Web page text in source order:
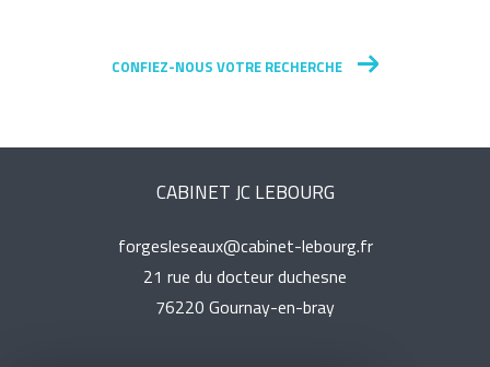
CONFIEZ-NOUS VOTRE RECHERCHE
CABINET JC LEBOURG
forgesleseaux@cabinet-lebourg.fr
21 rue du docteur duchesne
76220
gournay-en-bray